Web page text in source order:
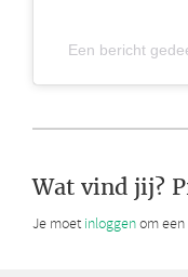
Wat vind jij?
Je moet inloggenom